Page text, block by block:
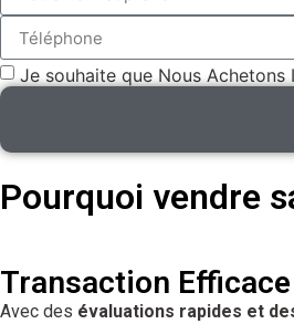
Je souhaite que Nous
Pourquoi vendre
Transaction Efficace
Avec des évaluations rapides et